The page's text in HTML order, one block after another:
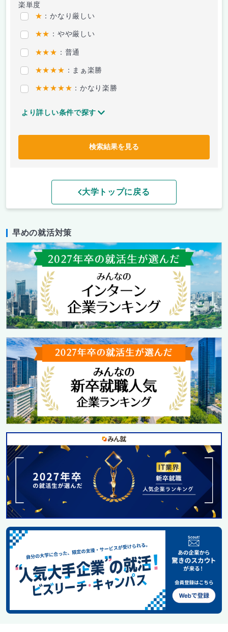
楽単度
★ ：かなり厳しい
★★ ：やや厳しい
★★★ ：普通
★★★★ ：まぁ楽勝
★★★★★ ：かなり楽勝
より詳しい条件で探す
検索結果を見る
大学トップに戻る
早めの就活対策